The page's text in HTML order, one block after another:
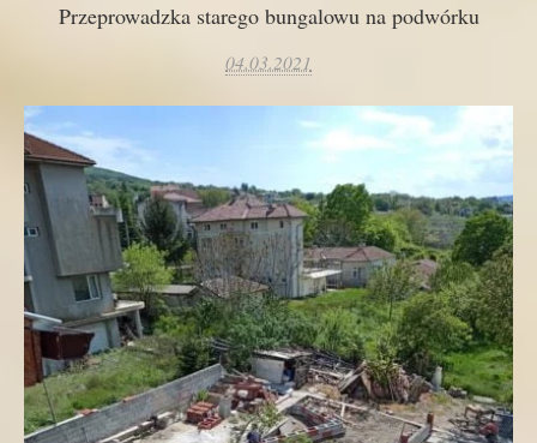
Przeprowadzka starego bungalowu na podwórku
04.03.2021